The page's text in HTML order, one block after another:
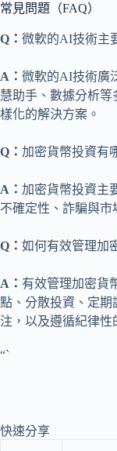
常見問題（FAQ）
Q： 微軟的AI技術主
A： 微軟的AI技術廣
慧助手、數據分析
樣化的解決方案。
Q： 加密貨幣投資有
A： 加密貨幣投資主
不確定性、詐騙與市
Q： 如何有效管理加
A： 有效管理加密貨
點、分散投資、定期
注，以及遵循紀律性
“`
快速分享